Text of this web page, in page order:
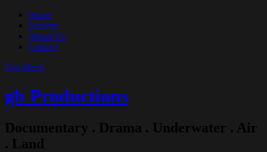
Skip
content
Home
Screens
About Us
Contact
Top Menu
gb Productions
Documentary . Drama . Underwater . Air
. Land